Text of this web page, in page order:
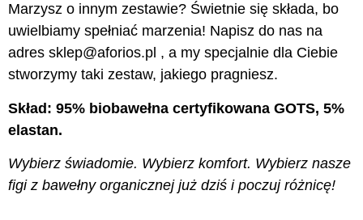
Marzysz o innym zestawie? Świetnie się składa, bo
uwielbiamy spełniać marzenia! Napisz do nas na
adres sklep@aforios.pl , a my specjalnie dla Ciebie
stworzymy taki zestaw, jakiego pragniesz.
Skład: 95% biobawełna certyfikowana GOTS, 5%
elastan.
Wybierz świadomie. Wybierz komfort. Wybierz nasze
figi z bawełny organicznej już dziś i poczuj różnicę!